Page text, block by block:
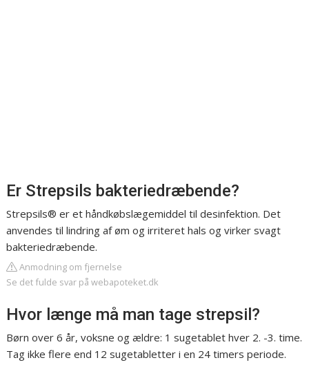
Er Strepsils bakteriedræbende?
Strepsils® er et håndkøbslægemiddel til desinfektion. Det
anvendes til lindring af øm og irriteret hals og virker svagt
bakteriedræbende.
Anmodning om fjernelse
Se det fulde svar på webapoteket.dk
Hvor længe må man tage strepsil?
Børn over 6 år, voksne og ældre: 1 sugetablet hver 2. -3. time.
Tag ikke flere end 12 sugetabletter i en 24 timers periode.